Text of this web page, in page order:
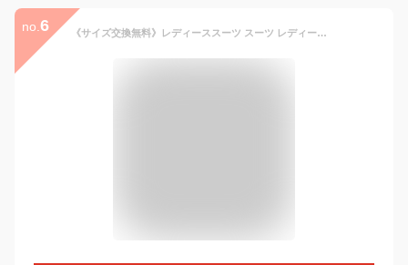
no. 6 《サイズ交換無料》レディーススーツ スーツ レディース 洗える ダブルブレスト パンツスーツ ビジネススーツ リクルート レディーススーツ S-3L 防しわ UV ニッセン s0